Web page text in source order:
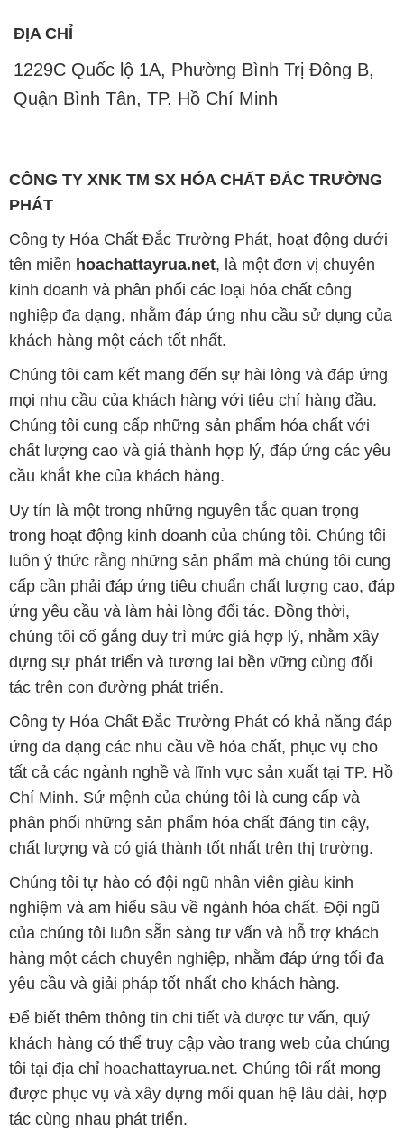
ĐỊA CHỈ
1229C Quốc lộ 1A, Phường Bình Trị Đông B,
Quận Bình Tân, TP. Hồ Chí Minh
CÔNG TY XNK TM SX HÓA CHẤT ĐẮC TRƯỜNG
PHÁT
Công ty Hóa Chất Đắc Trường Phát, hoạt động dưới
tên miền hoachattayrua.net, là một đơn vị chuyên
kinh doanh và phân phối các loại hóa chất công
nghiệp đa dạng, nhằm đáp ứng nhu cầu sử dụng của
khách hàng một cách tốt nhất.
Chúng tôi cam kết mang đến sự hài lòng và đáp ứng
mọi nhu cầu của khách hàng với tiêu chí hàng đầu.
Chúng tôi cung cấp những sản phẩm hóa chất với
chất lượng cao và giá thành hợp lý, đáp ứng các yêu
cầu khắt khe của khách hàng.
Uy tín là một trong những nguyên tắc quan trọng
trong hoạt động kinh doanh của chúng tôi. Chúng tôi
luôn ý thức rằng những sản phẩm mà chúng tôi cung
cấp cần phải đáp ứng tiêu chuẩn chất lượng cao, đáp
ứng yêu cầu và làm hài lòng đối tác. Đồng thời,
chúng tôi cố gắng duy trì mức giá hợp lý, nhằm xây
dựng sự phát triển và tương lai bền vững cùng đối
tác trên con đường phát triển.
Công ty Hóa Chất Đắc Trường Phát có khả năng đáp
ứng đa dạng các nhu cầu về hóa chất, phục vụ cho
tất cả các ngành nghề và lĩnh vực sản xuất tại TP. Hồ
Chí Minh. Sứ mệnh của chúng tôi là cung cấp và
phân phối những sản phẩm hóa chất đáng tin cậy,
chất lượng và có giá thành tốt nhất trên thị trường.
Chúng tôi tự hào có đội ngũ nhân viên giàu kinh
nghiệm và am hiểu sâu về ngành hóa chất. Đội ngũ
của chúng tôi luôn sẵn sàng tư vấn và hỗ trợ khách
hàng một cách chuyên nghiệp, nhằm đáp ứng tối đa
yêu cầu và giải pháp tốt nhất cho khách hàng.
Để biết thêm thông tin chi tiết và được tư vấn, quý
khách hàng có thể truy cập vào trang web của chúng
tôi tại địa chỉ hoachattayrua.net. Chúng tôi rất mong
được phục vụ và xây dựng mối quan hệ lâu dài, hợp
tác cùng nhau phát triển.